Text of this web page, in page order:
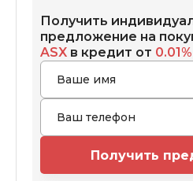
Получить
предложение на
ASX в кредит от 0.01%
Получить